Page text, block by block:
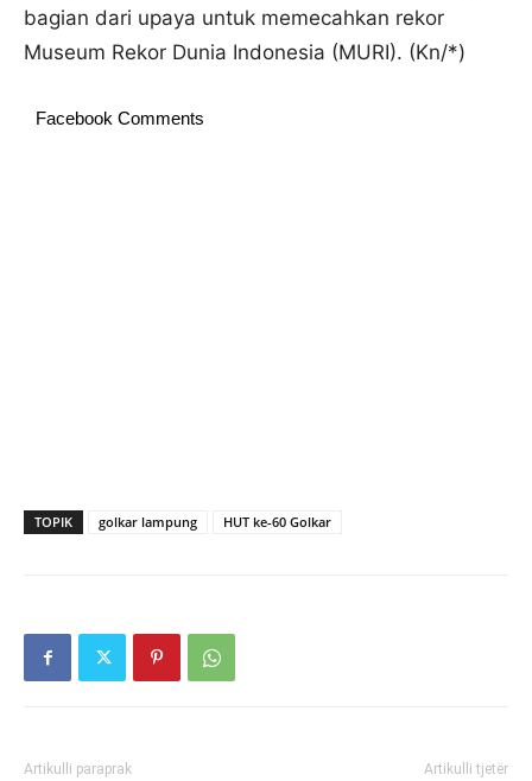
bagian dari upaya untuk memecahkan rekor
Museum Rekor Dunia Indonesia (MURI). (Kn/*)
Facebook Comments
TOPIK golkar lampung HUT ke-60 Golkar
Artikulli paraprak Artikulli tjetër